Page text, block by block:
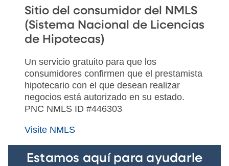
Sitio del consumidor del NMLS
(Sistema Nacional de Licencias
de Hipotecas)
Un servicio gratuito para que los
consumidores confirmen que el prestamista
hipotecario con el que desean realizar
negocios está autorizado en su estado.
PNC NMLS ID #446303
Visite NMLS
Estamos aquí para ayudarle